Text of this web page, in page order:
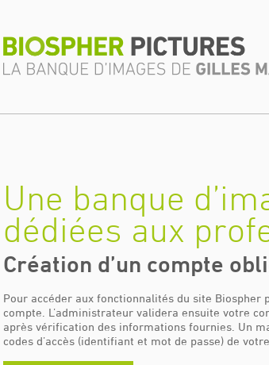
Une banque
dédiées aux
Création d’un compte
Pour accéder aux fonctionnalités du site Biospher
compte. L’administrateur validera ensuite votre
après vérification des informations fournies. Un
codes d’accès (identifiant et mot de passe) de